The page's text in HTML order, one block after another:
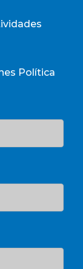
Política